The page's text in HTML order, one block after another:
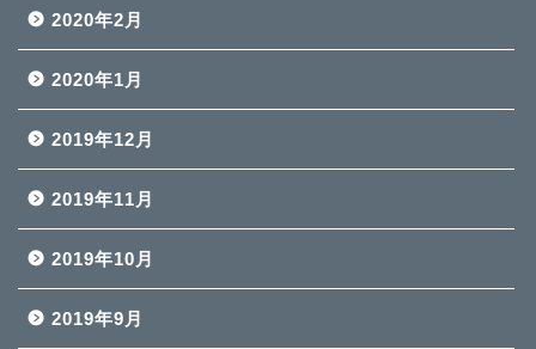
2020年2月
2020年1月
2019年12月
2019年11月
2019年10月
2019年9月